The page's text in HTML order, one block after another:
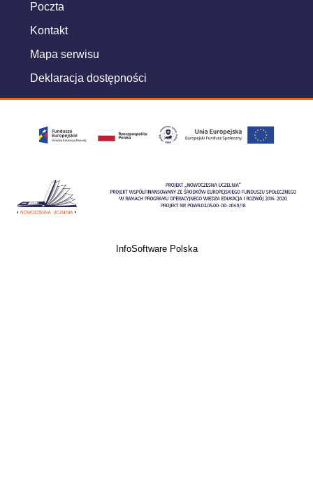
Poczta
Kontakt
Mapa serwisu
Deklaracja dostępności
InfoSoftware Polska